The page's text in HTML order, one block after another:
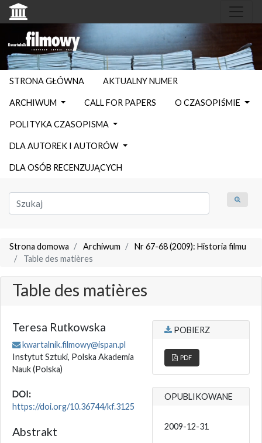
STRONA GŁÓWNA AKTUALNY NUMER
ARCHIWUM CALL FOR PAPERS O CZASOPIŚMIE
POLITYKA CZASOPISMA
DLA AUTOREK I AUTORÓW
DLA OSÓB RECENZUJĄCYCH
Strona domowa Archiwum
Nr 67-68 (2009): Historia filmu
Table des matières
Table des matières
Teresa Rutkowska
kwartalnik.filmowy@ispan.pl
Instytut Sztuki, Polska Akademia
Nauk(Polska)
DOI:
https://doi.org/10.36744/kf.3125
Abstrakt
POBIERZ
PDF
OPUBLIKOWANE
2009-12-31